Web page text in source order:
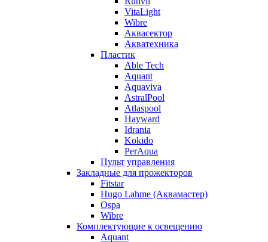
VitaLight
Wibre
Аквасектор
Акватехника
Пластик
Able Tech
Aquant
Aquaviva
AstralPool
Atlaspool
Hayward
Idrania
Kokido
PerAqua
Пульт управления
Закладные для прожекторов
Fitstar
Hugo Lahme (Аквамастер)
Ospa
Wibre
Комплектующие к освещению
Aquant